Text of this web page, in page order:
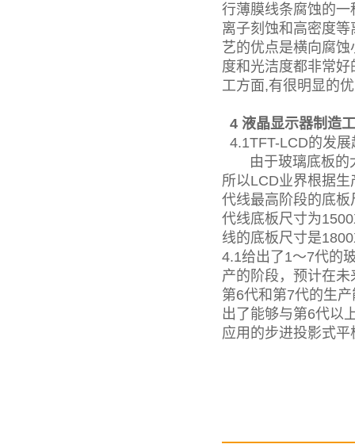
行薄膜线条腐蚀的
离子刻蚀和高密度
艺的优点是横向腐
度和光洁度都非常
工方面,有很明显的
4 液晶显示器制造
4.1TFT-LCD的发
由于玻璃底板的大
所以LCD业界根据
代线最高阶段的底
代线底板尺寸为
线的底板尺寸是
4.1给出了1～7代的
产的阶段，预计在
第6代和第7代的生
出了能够与第6代以
应用的步进投影式